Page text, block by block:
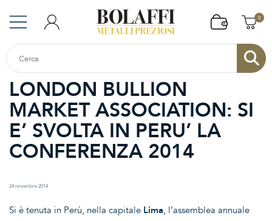
0
LONDON BULLION
MARKET ASSOCIATION: SI
E’ SVOLTA IN PERU’ LA
CONFERENZA 2014
24 novembre 2014
Si è tenuta in Perù, nella capitale Lima, l’assemblea annuale